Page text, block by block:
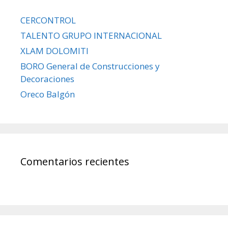
CERCONTROL
TALENTO GRUPO INTERNACIONAL
XLAM DOLOMITI
BORO General de Construcciones y
Decoraciones
Oreco Balgón
Comentarios recientes